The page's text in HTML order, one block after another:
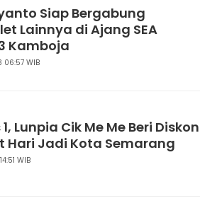
Siap Bergabung
Lainnya di Ajang SEA
Kamboja
WIB
Lunpia Cik Me Me Beri Diskon
Hari Jadi Kota Semarang
WIB